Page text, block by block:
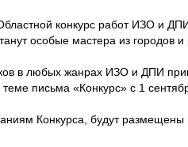
конкурс работ ИЗО и
особые мастера из городов
в любых жанрах ИЗО и ДПИ
теме письма «Конкурс» с 1
Конкурса, будут размещены